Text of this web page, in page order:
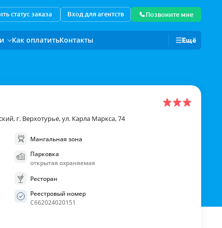
статус заказа Вход для агентств Позвоните мне
Как оплатитьКонтакты
Для корпоративных клиентов
Ещё
г. Верхотурье, ул. Карла Маркса, 74
Мангальная зона
Парковка
открытая охраняемая
Ресторан
Реестровый номер
С662024020151